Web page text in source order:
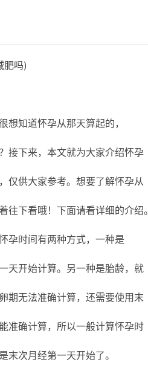
肥吗)
想知道怀孕从那天算起的，
接下来，本文就为大家介绍怀孕
仅供大家参考。想要了解怀孕从
往下看哦！下面请看详细的介绍。
孕时间有两种方式，一种是
天开始计算。另一种是胎龄，就
期无法准确计算，还需要使用末
准确计算，所以一般计算怀孕时
末次月经第一天开始了。